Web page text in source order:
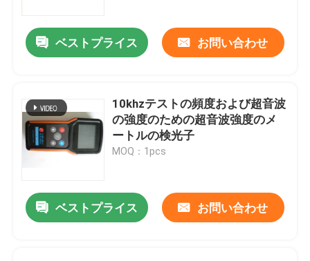
ベストプライス お問い合わせ
10khzテストの頻度および超音波
の強度のための超音波強度のメ
ートルの検光子
MOQ：1pcs
ベストプライス お問い合わせ